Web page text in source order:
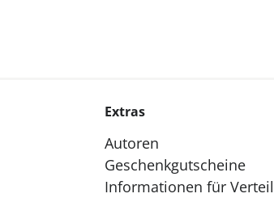
Extras
Autoren
Geschenkgutscheine
Informationen für